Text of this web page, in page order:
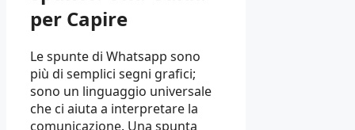
per Capire
Le spunte di Whatsapp sono
più di semplici segni grafici;
sono un linguaggio universale
che ci aiuta a interpretare la
comunicazione. Una spunta